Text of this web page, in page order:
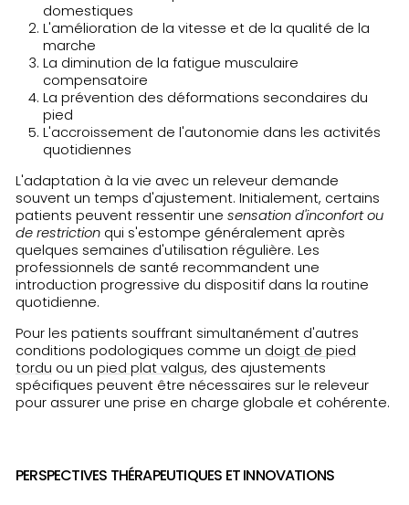
domestiques
L'amélioration de la vitesse et de la qualité de la
marche
La diminution de la fatigue musculaire
compensatoire
La prévention des déformations secondaires du
pied
L'accroissement de l'autonomie dans les activités
quotidiennes
L'adaptation à la vie avec un releveur demande
souvent un temps d'ajustement. Initialement, certains
patients peuvent ressentir une sensation d'inconfort ou
de restriction qui s'estompe généralement après
quelques semaines d'utilisation régulière. Les
professionnels de santé recommandent une
introduction progressive du dispositif dans la routine
quotidienne.
Pour les patients souffrant simultanément d'autres
conditions podologiques comme un doigt de pied
tordu ou un pied plat valgus, des ajustements
spécifiques peuvent être nécessaires sur le releveur
pour assurer une prise en charge globale et cohérente.
PERSPECTIVES THÉRAPEUTIQUES ET INNOVATIONS